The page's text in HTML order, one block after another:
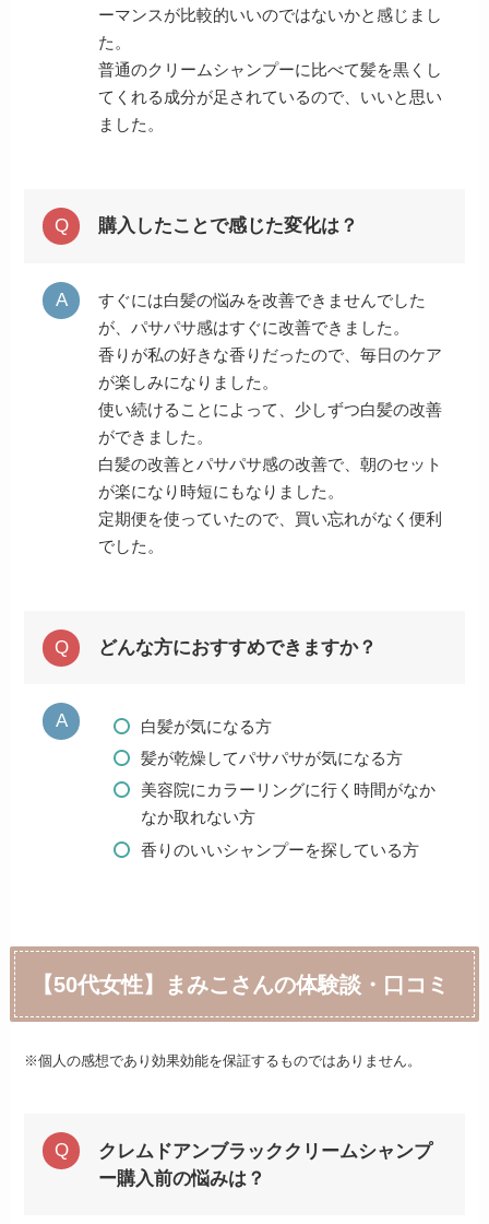
ーマンスが比較的いいのではないかと感じまし
た。
普通のクリームシャンプーに比べて髪を黒くし
てくれる成分が足されているので、いいと思い
ました。
購入したことで感じた変化は？
すぐには白髪の悩みを改善できませんでした
が、パサパサ感はすぐに改善できました。
香りが私の好きな香りだったので、毎日のケア
が楽しみになりました。
使い続けることによって、少しずつ白髪の改善
ができました。
白髪の改善とパサパサ感の改善で、朝のセット
が楽になり時短にもなりました。
定期便を使っていたので、買い忘れがなく便利
でした。
どんな方におすすめできますか？
白髪が気になる方
髪が乾燥してパサパサが気になる方
美容院にカラーリングに行く時間がなか
なか取れない方
香りのいいシャンプーを探している方
【50代女性】まみこさんの体験談・口コミ
※個人の感想であり効果効能を保証するものではありません。
クレムドアンブラッククリームシャンプ
ー購入前の悩みは？